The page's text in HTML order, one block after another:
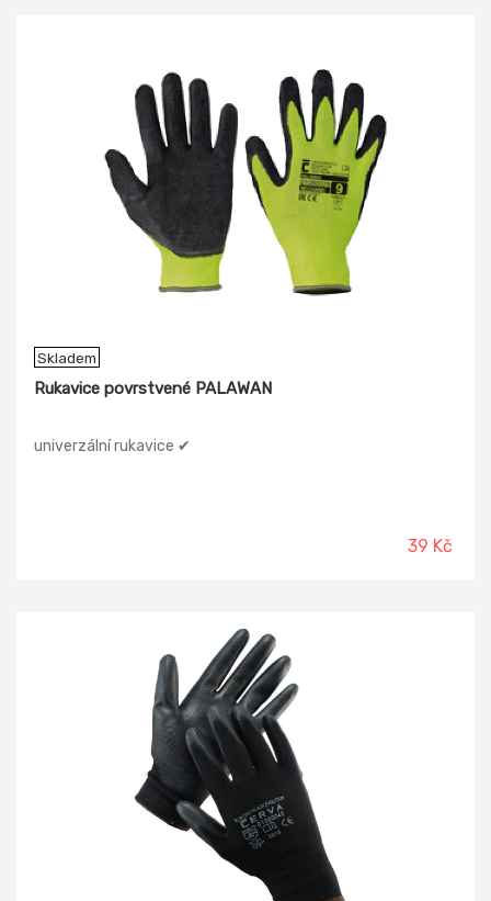
Skladem
Rukavice povrstvené PALAWAN
univerzální rukavice ✔
39 Kč